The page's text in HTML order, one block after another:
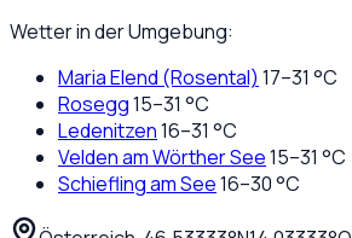
Wetter in der Umgebung:
Maria Elend (Rosental) 17–31 °C
Rosegg15–31 °C
Ledenitzen16–31 °C
Velden am Wörther See15–31 °C
Schiefling am See16–30°C